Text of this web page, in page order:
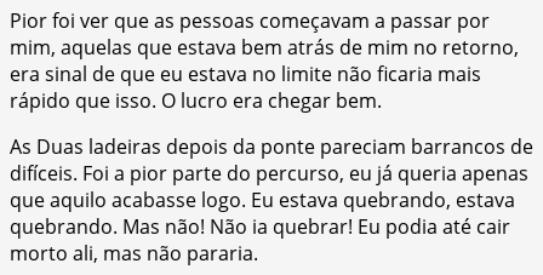
Pior foi ver que as pessoas começavam a passar por
mim, aquelas que estava bem atrás de mim no retorno,
era sinal de que eu estava no limite não ficaria mais
rápido que isso. O lucro era chegar bem.
As Duas ladeiras depois da ponte pareciam barrancos de
difíceis. Foi a pior parte do percurso, eu já queria apenas
que aquilo acabasse logo. Eu estava quebrando, estava
quebrando. Mas não! Não ia quebrar! Eu podia até cair
morto ali, mas não pararia.